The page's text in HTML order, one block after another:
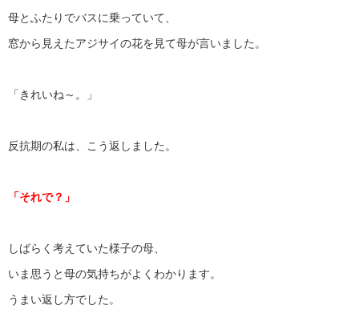
母とふたりでバスに乗っていて、
窓から見えたアジサイの花を見て母が言いました。
「きれいね～。」
反抗期の私は、こう返しました。
「それで？」
しばらく考えていた様子の母、
いま思うと母の気持ちがよくわかります。
うまい返し方でした。